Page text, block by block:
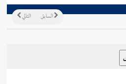
التالي السابق